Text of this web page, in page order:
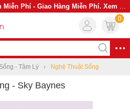
Phí - Giao Hàng Miễn Phí. Xem Ngay
0
- Tâm Lý Nghệ Thuật Sống
- Sky Baynes